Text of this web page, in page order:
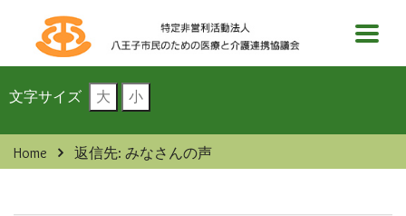
文字サイズ 大 小
Home 返信先: みなさんの声